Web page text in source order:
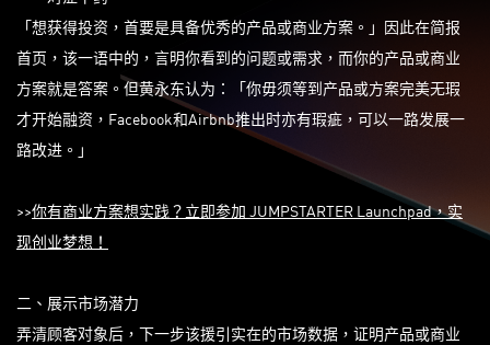
「想获得投资，首要是具备优秀的产品或商业方案。」因此在简报
首页，该一语中的，言明你看到的问题或需求，而你的产品或商业
方案就是答案。但黄永东认为：「你毋须等到产品或方案完美无瑕
才开始融资，Facebook和Airbnb推出时亦有瑕疵，可以一路发展一
路改进。」
>>你有商业方案想实践？立即参加 JUMPSTARTER Launchpad，实
现创业梦想！
二、展示市场潜力
弄清顾客对象后，下一步该援引实在的市场数据，证明产品或商业